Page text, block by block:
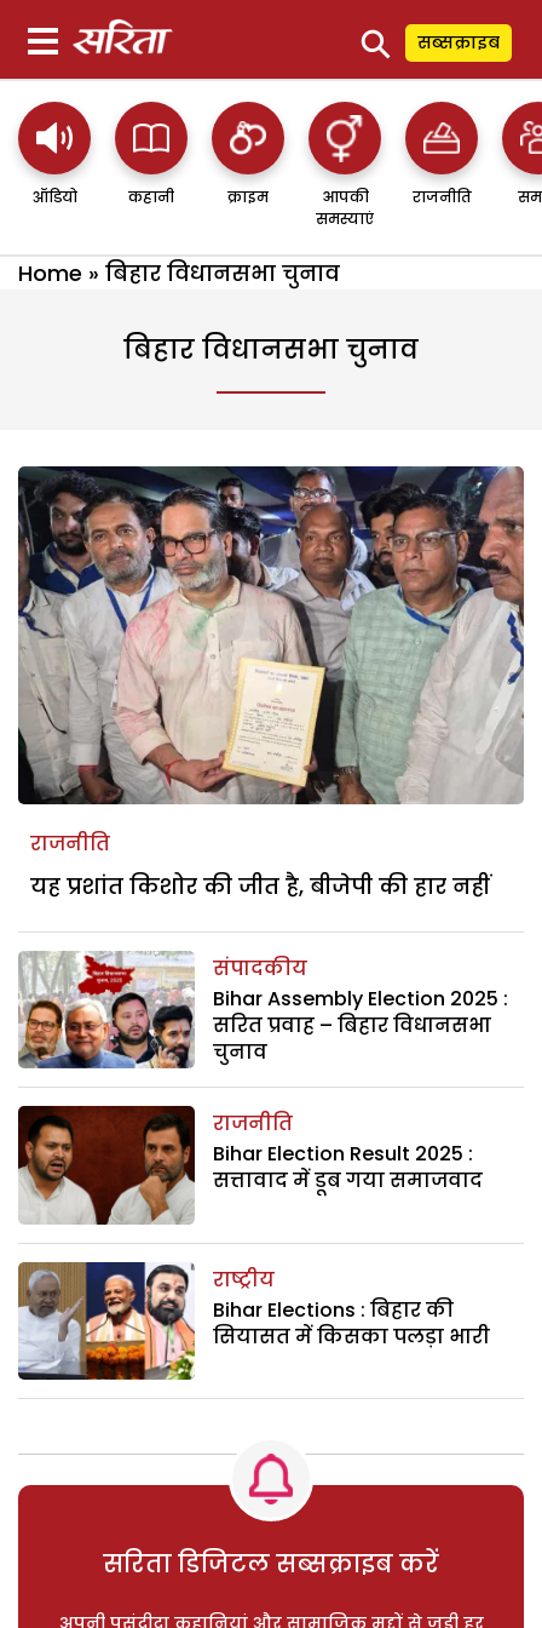
⚲ सब्सक्राइब
ऑडियो कहानी क्राइम
आपकी
समस्याएं
राजनीति
Home » बिहार विधानसभा चुनाव
बिहार विधानसभा चुनाव
राजनीति
यह प्रशांत किशोर की जीत है, बीजेपी की हार नहीं
संपादकीय
Bihar Assembly Election 2025 :
सरित प्रवाह – बिहार विधानसभा
चुनाव
राजनीति
Bihar Election Result 2025 :
सत्तावाद में डूब गया समाजवाद
राष्ट्रीय
Bihar Elections : बिहार की
सियासत में किसका पलड़ा भारी
सरिता डिजिटल सब्सक्राइब करें